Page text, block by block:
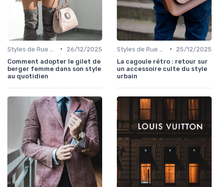
•
26/12/2025
Comment adopter le gilet de
berger femme dans son style
au quotidien
•
25/12/2025
La cagoule rétro : retour sur
un accessoire culte du style
urbain